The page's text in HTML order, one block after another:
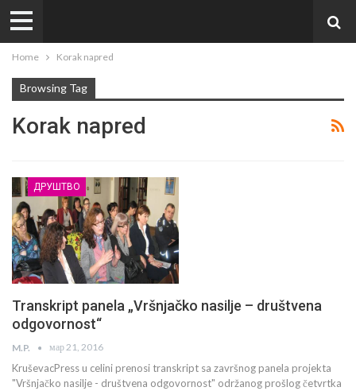
Home Korak napred
Browsing Tag
Korak napred
ДРУШТВО
Transkript panela „Vršnjačko nasilje – društvena
odgovornost“
M.P. мар 21, 2016
KruševacPress u celini prenosi transkript sa završnog panela projekta
"Vršnjačko nasilje - društvena odgovornost" održanog prošlog četvrtka